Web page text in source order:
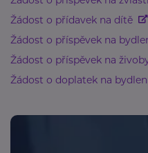
Žádost o přídavek na dítě
Žádost o příspěvek na
Žádost o příspěvek na
Žádost o doplatek na